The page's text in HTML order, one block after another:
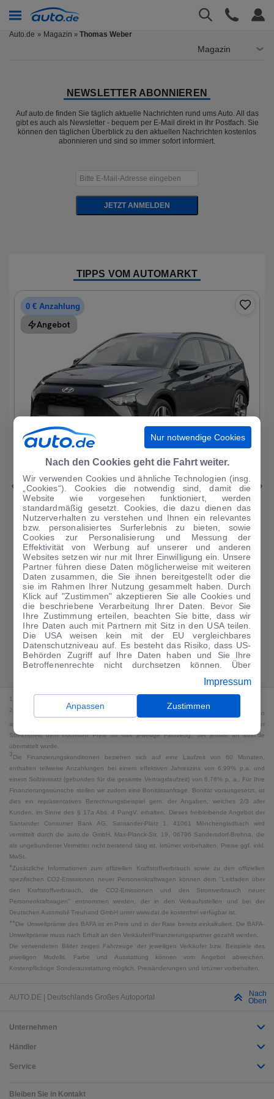
Auto.de Magazin » Thomas Weber
Magazin
NEWSLETTER ABONNIEREN
Auf auto.de finden Sie täglich aktuelle Nachrichten rund ums Auto. All das
gibt es auch als Newsletter - bequem per E-Mail direkt in Ihr Postfach. Sie
können den täglichen Überblick zu den aktuellen Nachrichten kostenlos
abonnieren und sind so immer sofort informiert.
JETZT ANMELDEN
TIPPS VOM AUTOMARKT
0 € Anzahlung
Angebot
|15
Hyundai Bayon
1.0 T-GDI Trend Mild-Hybrid DAB/Sitzhzg.
19.196 km· 08/2023· Benzin·Automatik
Finanzierung Kaufen
159€/mtl.
Guter Preis4
0 € Anzahlung ·60 Monate ·Finanzierungs-Details
Angebot anfragen Rate anpassen
Kraftstoffverbrauch komb. 7,2 l/100 km · CO₂-Emissionen komb. 165 g/km
· CO₂-Klasse F · WLTP*
1
2 Bei dem Streichpreis handelt es sich für Neufahrzeuge und junge Gebrauchte um den
an auto.de übermittelten Listenpreis. Für alle anderen Fahrzeuge entspricht der
Streichpreis dem höchsten Preis für das jeweilige Fahrzeug, der jemals an auto.de
übermittelt wurde.
3Die Finanzierungskonditionen beziehen sich auf eine Laufzeit von 60 Monaten,
enthalten teilweise Anzahlungen bei einem effektiven Jahreszins von 6,99% p.a. und
einem Sollzinssatz (gebunden für die gesamte Vertragslaufzeit) von 6,78% p. a.. Für Ihre
Finanzierungswünsche stellen wir zudem eine Bonitätsanfrage. Bonität vorausgesetzt, ist
dies ein repräsentatives Berechnungsbeispiel gem. der Angaben, welches 2/3 aller
Kunden, im Sinne des § 17a Abs. 4 PangV, erhalten. Dieses freibleibende Angebot der
Santander Consumer Bank AG, Santander-Platz 1, 41061 Mönchengladbach wird
vermittelt durch die auto.de GmbH, Max-Planck-Str. 19, 06796 Sandersdorf-Brehna, die
als ungebundener Vermittler nicht beratend tätig ist. Irrtümer vorbehalten. Preise ggf. inkl.
MwSt.
*Zusätzliche Informationen zum offiziellen Kraftstoffverbrauch sowie zu den offiziellen
spezifischen CO2-Emissionen neuer Personenkraftwagen können dem "Leitfaden über
den Kraftstoffverbrauch, die CO2-Emissionen und den Stromverbrauch neuer
Personenkraftwagen" entnommen werden, der in den Verkaufsstellen und bei der
Deutschen Automobil Treuhand GmbH unter www.dat.de kostenfrei verfügbar ist.
**Die Umweltprämie des BAFA ist im Preis und in der Rate bereits einkalkuliert. Die BAFA-
Umweltprämie muss nach Erhalt an den Verkäufer/Finanzierungspartner gezahlt werden.
Die verwendeten Bilder zeigen Fahrzeuge der jeweiligen Verkäufer bzw. Beispiele des
jeweiligen Modells. Farbe und Ausstattung können vom Angebot abweichen.
Kostenpflichtige Sonderausstattung möglich. Preisänderungen und Irrtümer vorbehalten.
AUTO.DE | Deutschlands Großes Autoportal
Nach
Oben
Unternehmen
Händler
Service
Bleiben Sie in Kontakt
Nur notwendige Cookies
Nach den Cookies geht die Fahrt weiter.
Wir verwenden Cookies und ähnliche Technologien (insg.
„Cookies“). Cookies die notwendig sind, damit die
Website wie vorgesehen funktioniert, werden
standardmäßig gesetzt. Cookies, die dazu dienen das
Nutzerverhalten zu verstehen und Ihnen ein relevantes
bzw. personalisiertes Surferlebnis zu bieten, sowie
Cookies zur Personalisierung und Messung der
Effektivität von Werbung auf unserer und anderen
Websites setzen wir nur mit Ihrer Einwilligung ein. Unsere
Partner führen diese Daten möglicherweise mit weiteren
Daten zusammen, die Sie ihnen bereitgestellt oder die
sie im Rahmen Ihrer Nutzung gesammelt haben. Durch
Klick auf "Zustimmen" akzeptieren Sie alle Cookies und
die beschriebene Verarbeitung Ihrer Daten. Bevor Sie
Ihre Zustimmung erteilen, beachten Sie bitte, dass wir
Ihre Daten auch mit Partnern mit Sitz in den USA teilen.
Die USA weisen kein mit der EU vergleichbares
Datenschutzniveau auf. Es besteht das Risiko, dass US-
Behörden Zugriff auf Ihre Daten haben und Sie Ihre
Betroffenenrechte nicht durchsetzen können. Über
anpassen. Dies ist auch später jederzeit im Bereich
Cookie-Richtliniemöglich. Weitere Informationen finden
Sie in unsererDatenschutzerklärung .
Impressum
Anpassen Zustimmen